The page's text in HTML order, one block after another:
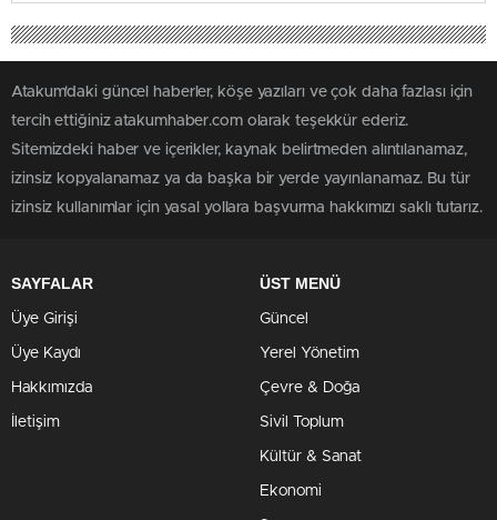
Atakum'daki güncel haberler, köşe yazıları ve çok daha fazlası için
tercih ettiğiniz atakumhaber.com olarak teşekkür ederiz.
Sitemizdeki haber ve içerikler, kaynak belirtmeden alıntılanamaz,
izinsiz kopyalanamaz ya da başka bir yerde yayınlanamaz. Bu tür
izinsiz kullanımlar için yasal yollara başvurma hakkımızı saklı tutarız.
SAYFALAR
Üye Girişi
Üye Kaydı
Hakkımızda
İletişim
ÜST MENÜ
Güncel
Yerel Yönetim
Çevre & Doğa
Sivil Toplum
Kültür & Sanat
Ekonomi